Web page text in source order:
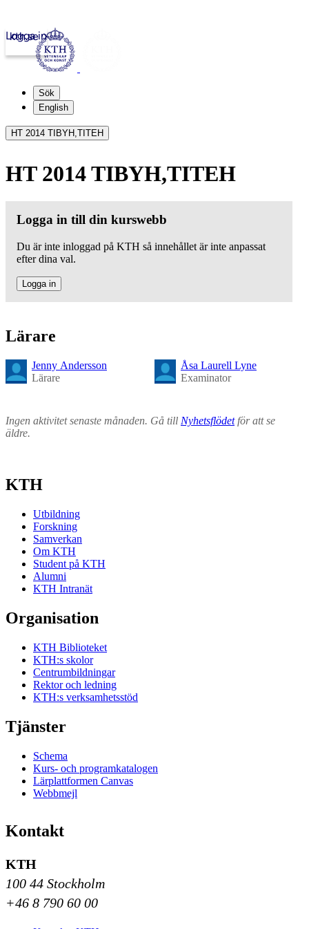
kth.se
Logga in
Sök
English
HT 2014 TIBYH,TITEH
HT 2014 TIBYH,TITEH
Logga in till din kurswebb
Du är inte inloggad på KTH så innehållet är inte anpassat
efter dina val.
Logga in
Lärare
Jenny Andersson
Lärare
Åsa Laurell Lyne
Examinator
Ingen aktivitet senaste månaden. Gå till Nyhetsflödetför att se
äldre.
KTH
Utbildning
Forskning
Samverkan
Om KTH
Student på KTH
Alumni
KTH Intranät
Organisation
KTH Biblioteket
KTH:s skolor
Centrumbildningar
Rektor och ledning
KTH:s verksamhetsstöd
Tjänster
Schema
Kurs- och programkatalogen
Lärplattformen Canvas
Webbmejl
Kontakt
KTH
100 44 Stockholm
+46 8 790 60 00